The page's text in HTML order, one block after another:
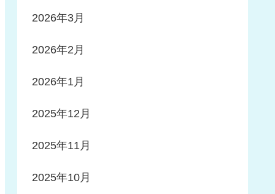
2026年3月
2026年2月
2026年1月
2025年12月
2025年11月
2025年10月